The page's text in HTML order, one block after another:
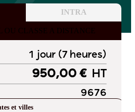
INTRA
OU CLASSE A DISTANCE
1 jour (7 heures)
950,00 € HT
9676
et villes